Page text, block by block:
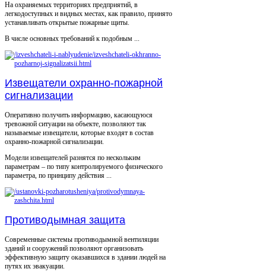
На охраняемых территориях предприятий, в
легкодоступных и видных местах, как правило, принято
устанавливать открытые пожарные щиты.
В числе основных требований к подобным ...
Извещатели охранно-пожарной
сигнализации
Оперативно получить информацию, касающуюся
тревожной ситуации на объекте, позволяют так
называемые извещатели, которые входят в состав
охранно-пожарной сигнализации.
Модели извещателей разнятся по нескольким
параметрам – по типу контролируемого физического
параметра, по принципу действия ...
Противодымная защита
Современные системы противодымной вентиляции
зданий и сооружений позволяют организовать
эффективную защиту оказавшихся в здании людей на
путях их эвакуации.